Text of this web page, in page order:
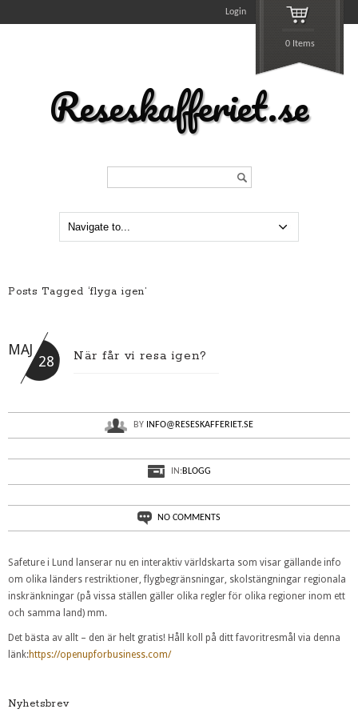
Login
0 Items
Reseskafferiet.se
Posts Tagged ‘flyga igen’
MAJ
28 När får vi resa igen?
BY INFO@RESESKAFFERIET.SE
IN:BLOGG
NO COMMENTS
Safeture i Lund lanserar nu en interaktiv världskarta som visar gällande info
om olika länders restriktioner, flygbegränsningar, skolstängningar regionala
inskränkningar (på vissa ställen gäller olika regler för olika regioner inom ett
och samma land) mm.
Det bästa av allt – den är helt gratis! Håll koll på ditt favoritresmål via denna
länk:https://openupforbusiness.com/
Nyhetsbrev